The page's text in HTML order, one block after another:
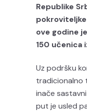
Republike
ove godine
150 učenica
Uz podršku
tradicionalno
inače
put je usled